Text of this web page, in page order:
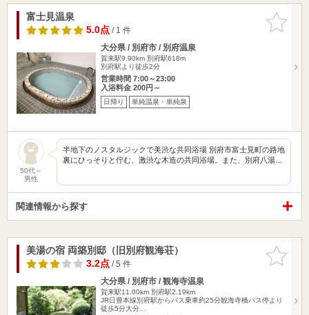
お気に入
りに追加
富士見温泉
5.0点/ 1 件
大分県 / 別府市 / 別府温泉
賀来駅9.90km 別府駅618m
別府駅より徒歩2分
営業時間 7:00～23:00
入浴料金 200円～
日帰り 単純温泉・単純泉
50代～
男性
半地下のノスタルジックで美渋な共同浴場 別府市富士見町の路地
裏にひっそりと佇む、激渋な木造の共同浴場。また、別府八湯…
関連情報から探す
お気に入
りに追加
美湯の宿 両築別邸（旧別府観海荘）
3.2点/ 5 件
大分県 / 別府市 / 観海寺温泉
賀来駅11.00km 別府駅2.19km
JR日豊本線別府駅からバス乗車約25分観海寺橋バス停より
徒歩5分大分…